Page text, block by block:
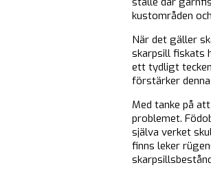
kustområden
När det gäller
skarpsill fiskats
ett tydligt
förstärker
Med tanke på
problemet.
själva verket
finns leker